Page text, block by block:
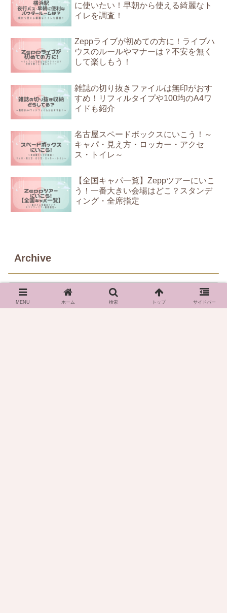
に使いたい！早朝から使える綺麗なト
イレを調査！
Zeppライブが初めての方に！ライブハ
ウスのルールやマナーは？不安を無く
して楽しもう！
雑誌の切り抜きファイルは無印がおす
すめ！リフィルタイプや100均のA4ワ
イドも紹介
名古屋スペードボックスにいこう！～
キャパ・見え方・ロッカー・アクセ
ス・トイレ～
【全国キャパ一覧】Zeppツアーにいこ
う！一番大きい会場はどこ？スタンデ
ィング・全席指定
Archive
MENU ホーム 検索 トップ サイドバー